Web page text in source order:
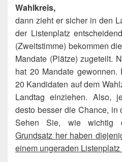
Wahlkreis,
dann zieht er sicher in den
der Listenplatz
(Zweitstimme) bekommen
Mandate (Plätze) zugeteilt.
hat 20 Mandate
20 Kandidaten auf dem
Landtag einziehen. Also,
desto besser die Chance, in
Sehen Sie, wie wichtig
Grundsatz her haben
einem ungeraden Listenplatz